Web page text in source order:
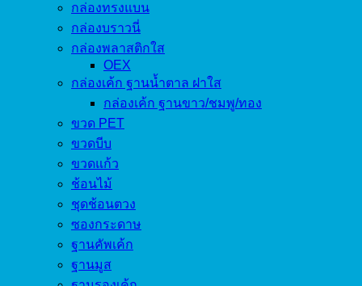
กล่องทรงแบน
กล่องบราวนี่
กล่องพลาสติกใส
OEX
กล่องเค้ก ฐานน้ำตาล ฝาใส
กล่องเค้ก ฐานขาว/ชมพู/ทอง
ขวด PET
ขวดบีบ
ขวดแก้ว
ช้อนไม้
ชุดช้อนตวง
ซองกระดาษ
ฐานคัพเค้ก
ฐานมูส